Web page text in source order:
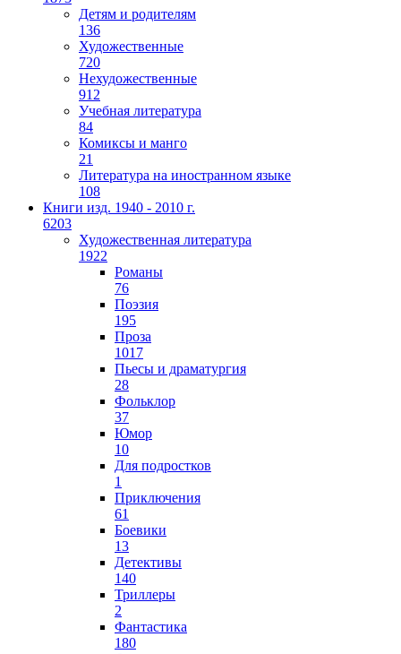
Детям и родителям
136
Художественные
720
Нехудожественные
912
Учебная литература
84
Комиксы и манго
21
Литература на иностранном языке
108
Книги изд. 1940 - 2010 г.
6203
Художественная литература
1922
Романы
76
Поэзия
195
Проза
1017
Пьесы и драматургия
28
Фольклор
37
Юмор
10
Для подростков
1
Приключения
61
Боевики
13
Детективы
140
Триллеры
2
Фантастика
180